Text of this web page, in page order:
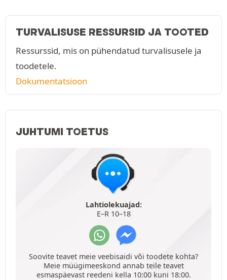
TURVALISUSE RESSURSID JA TOOTED
Ressurssid, mis on pühendatud turvalisusele ja
toodetele.
Dokumentatsioon
JUHTUMI TOETUS
Lahtiolekuajad:
E–R 10–18
Soovite teavet meie veebisaidi või toodete kohta?
Meie müügimeeskond annab teile teavet
esmaspäevast reedeni kella 10:00 kuni 18:00.